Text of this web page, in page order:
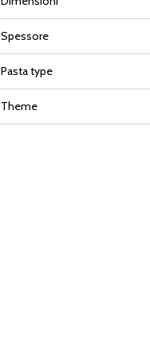
Spessore
Pasta type
Theme